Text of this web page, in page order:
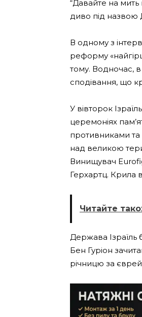
“Давайте на
диво під назвою
В одному з
реформу
тому. Водночас, в
сподівання, що
У вівторок
церемоніях
противниками
над великою
Винищувач
Герхартц. Крила
Читайте
Держава
Бен Гуріон
річницю за